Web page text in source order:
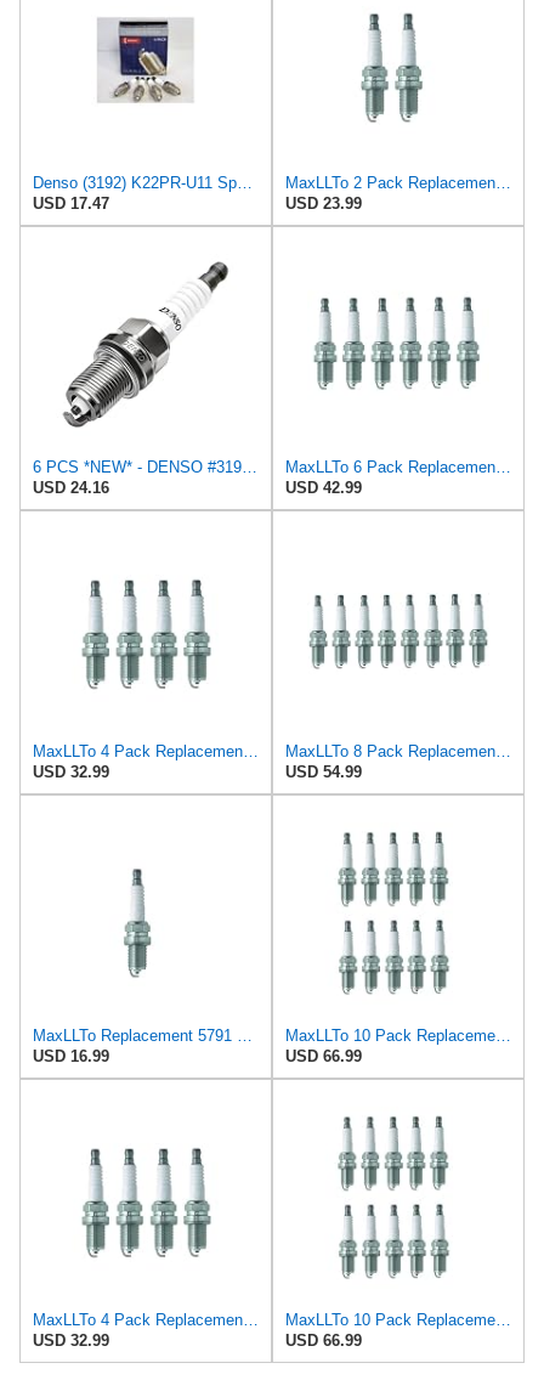
Denso (3192) K22PR-U11 Spark Plugs, Pack of 4
USD 17.47
MaxLLTo 2 Pack Replacement 5791 V-Power Spark Plug for Bosch FR5DCX for Champion RC7YCC4 for DENSO
USD 23.99
6 PCS *NEW* - DENSO #3192 - U-GROOVE - Standard Spark Plugs - K22PR-U11
USD 24.16
MaxLLTo 6 Pack Replacement 5791 V-Power Spark Plug for Bosch FR5DCX for Champion RC7YCC4 for DENSO
USD 42.99
MaxLLTo 4 Pack Replacement 5791 V-Power Spark Plug for Bosch FR5DCX for Champion RC7YCC4 for DENSO
USD 32.99
MaxLLTo 8 Pack Replacement 5791 V-Power Spark Plug for Bosch FR5DCX for Champion RC7YCC4 for DENSO
USD 54.99
MaxLLTo Replacement 5791 V-Power Spark Plug for Bosch FR5DCX for Champion RC7YCC4 for DENSO Auto
USD 16.99
MaxLLTo 10 Pack Replacement 5791 V-Power Spark Plug for Bosch FR5DCX for Champion RC7YCC4 for DENSO
USD 66.99
MaxLLTo 4 Pack Replacement 5791 V-Power Spark Plug for Bosch FR5DCX for Champion RC7YCC4 for DENSO
USD 32.99
MaxLLTo 10 Pack Replacement 5791 V-Power Spark Plug for Bosch FR5DCX for Champion RC7YCC4 for DENSO
USD 66.99